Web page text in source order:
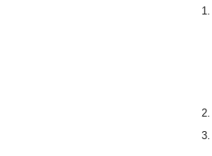
1.
2.
3.